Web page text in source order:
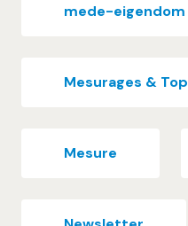
mede-eigendom
Mesurages &
Mesure